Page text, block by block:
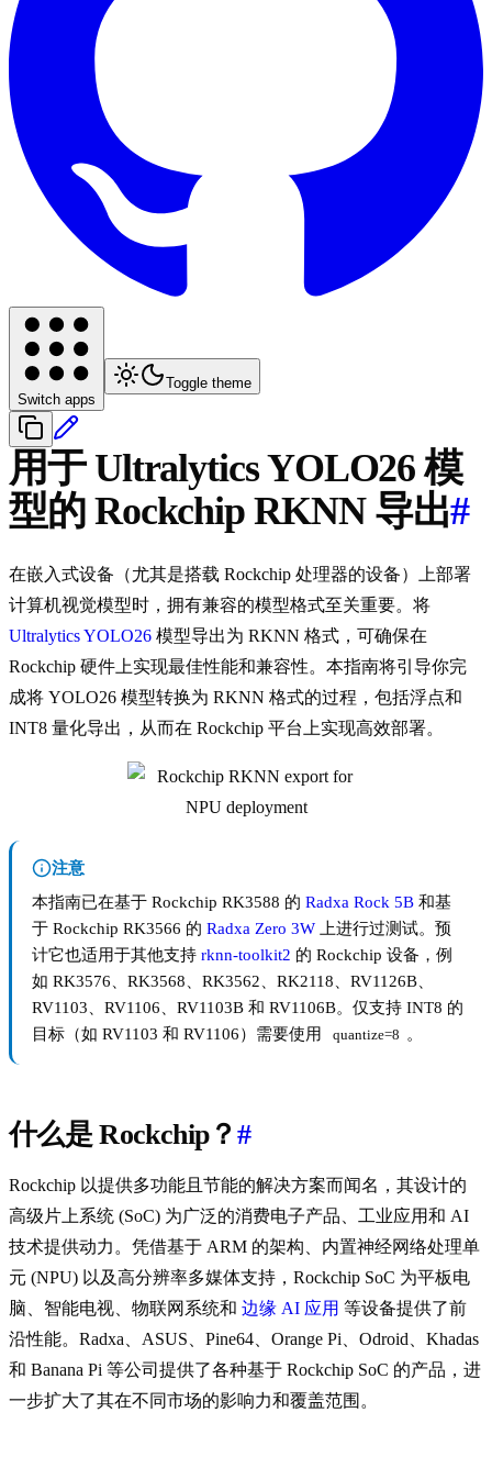
Switch apps
Toggle theme
用于 Ultralytics YOLO26 模
型的 Rockchip RKNN 导出#
在嵌入式设备（尤其是搭载 Rockchip 处理器的设备）上部署
计算机视觉模型时，拥有兼容的模型格式至关重要。将
Ultralytics YOLO26 模型导出为 RKNN 格式，可确保在
Rockchip 硬件上实现最佳性能和兼容性。本指南将引导你完
成将 YOLO26 模型转换为 RKNN 格式的过程，包括浮点和
INT8 量化导出，从而在 Rockchip 平台上实现高效部署。
注意
本指南已在基于 Rockchip RK3588 的 Radxa Rock 5B 和基
于 Rockchip RK3566 的 Radxa Zero 3W 上进行过测试。预
计它也适用于其他支持 rknn-toolkit2 的 Rockchip 设备，例
如 RK3576、RK3568、RK3562、RK2118、RV1126B、
RV1103、RV1106、RV1103B 和 RV1106B。仅支持 INT8 的
目标（如 RV1103 和 RV1106）需要使用
quantize=8 。
什么是 Rockchip？ #
Rockchip 以提供多功能且节能的解决方案而闻名，其设计的
高级片上系统 (SoC) 为广泛的消费电子产品、工业应用和 AI
技术提供动力。凭借基于 ARM 的架构、内置神经网络处理单
元 (NPU) 以及高分辨率多媒体支持，Rockchip SoC 为平板电
脑、智能电视、物联网系统和 边缘 AI 应用 等设备提供了前
沿性能。Radxa、ASUS、Pine64、Orange Pi、Odroid、Khadas
和 Banana Pi 等公司提供了各种基于 Rockchip SoC 的产品，进
一步扩大了其在不同市场的影响力和覆盖范围。